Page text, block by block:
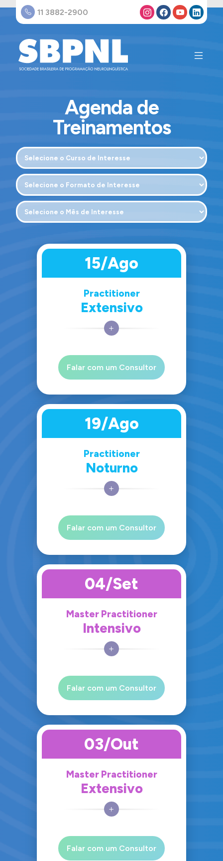
11 3882-2900
Agenda de
Treinamentos
15/Ago
Practitioner
Extensivo
Falar com um Consultor
19/Ago
Practitioner
Noturno
Falar com um Consultor
04/Set
Master Practitioner
Intensivo
Falar com um Consultor
03/Out
Master Practitioner
Extensivo
Falar com um Consultor